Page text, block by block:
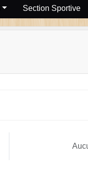
Section Sportive